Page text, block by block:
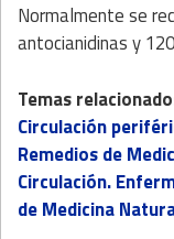
Normalmente se
antocianidinas y
Temas
Circulación
Remedios de
Circulación.
de Medicina